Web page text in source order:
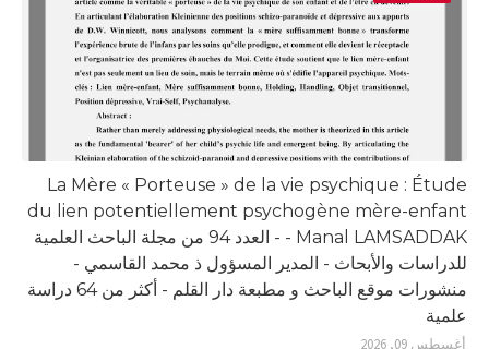
La Mère « Porteuse » de la vie psychique : Étude
du lien potentiellement psychogène mère-enfant
- Manal LAMSADDAK - العدد 94 من مجلة الباحث العلمية
للدراسات والأبحاث - المدير المسؤول ذ محمد القاسمي -
منشورات موقع الباحث و مطبعة دار القلم - أكثر من 64 دراسة
علمية
أغسطس 09, 2026